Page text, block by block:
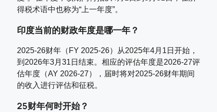
得税术语中也称为“上一年度”。
印度当前的财政年度是哪一年？
2025-26财年（FY 2025-26）从2025年4月1日开始，
到2026年3月31日结束。相应的评估年度是2026-27评
估年度（AY 2026-27），届时将对2025-26财年期间
的收入进行评估和征税。
25财年何时开始？